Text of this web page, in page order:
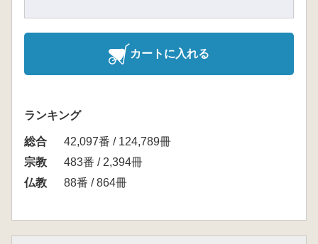
カートに入れる
ランキング
総合
42,097番 / 124,789冊
宗教
483番 / 2,394冊
仏教
88番 / 864冊